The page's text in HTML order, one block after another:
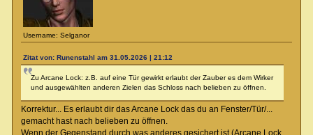
Username: Selganor
Zitat von: Runenstahl am 31.05.2026 | 21:12
Zu Arcane Lock: z.B. auf eine Tür gewirkt erlaubt der Zauber es dem Wirker
und ausgewählten anderen Zielen das Schloss nach belieben zu öffnen.
Korrektur... Es erlaubt dir das Arcane Lock das du an Fenster/Tür/...
gemacht hast nach belieben zu öffnen.
Wenn der Gegenstand durch was anderes gesichert ist (Arcane Lock